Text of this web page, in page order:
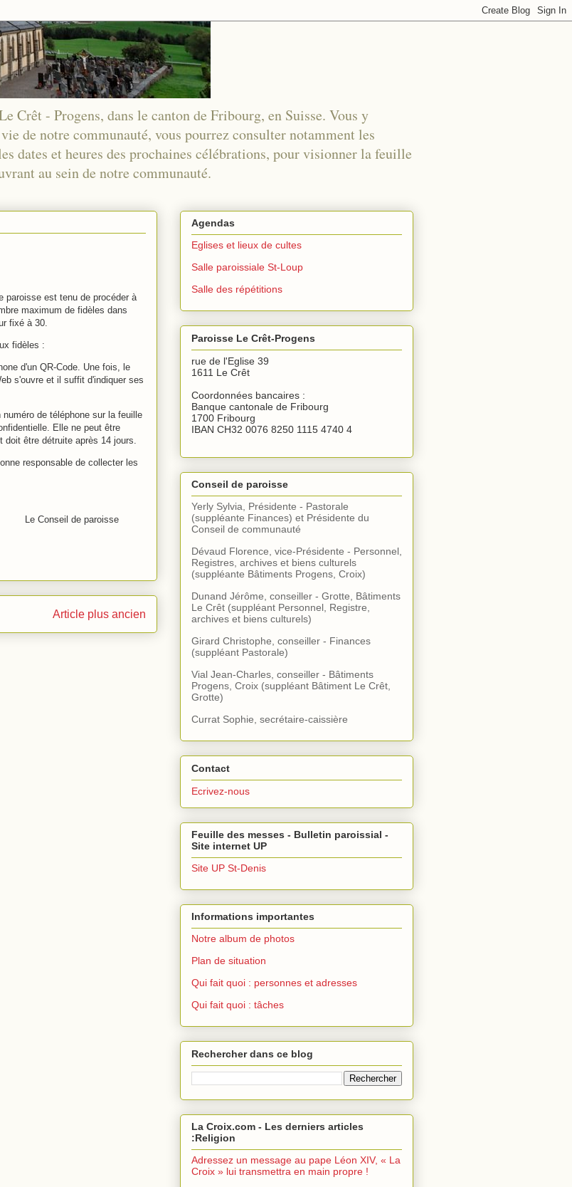
Crêt - Progens, dans le canton de Fribourg, en Suisse. Vous y
de notre communauté, vous pourrez consulter notamment les
dates et heures des prochaines célébrations, pour visionner la feuille
au sein de notre communauté.
paroisse est tenu de procéder à
maximum de fidèles dans
fixé à 30.
fidèles :
d'un QR-Code. Une fois, le
s'ouvre et il suffit d'indiquer ses
de téléphone sur la feuille
Elle ne peut être
doit être détruite après 14 jours.
responsable de collecter les
Le Conseil de paroisse
Article plus ancien
Agendas
Eglises et lieux de cultes
Salle paroissiale St-Loup
Salle des répétitions
Paroisse Le Crêt-Progens
rue de l'Eglise 39
1611 Le Crêt
Coordonnées bancaires :
Banque cantonale de Fribourg
1700 Fribourg
IBAN CH32 0076 8250 1115 4740 4
Conseil de paroisse
Yerly Sylvia, Présidente - Pastorale
(suppléante Finances) et Présidente du
Conseil de communauté
Dévaud Florence, vice-Présidente - Personnel,
Registres, archives et biens culturels
(suppléante Bâtiments Progens, Croix)
Dunand Jérôme, conseiller - Grotte, Bâtiments
Le Crêt (suppléant Personnel, Registre,
archives et biens culturels)
Girard Christophe, conseiller - Finances
(suppléant Pastorale)
Vial Jean-Charles, conseiller - Bâtiments
Progens, Croix (suppléant Bâtiment Le Crêt,
Grotte)
Currat Sophie, secrétaire-caissière
Contact
Ecrivez-nous
Feuille des messes - Bulletin paroissial -
Site internet UP
Site UP St-Denis
Informations importantes
Notre album de photos
Plan de situation
Qui fait quoi : personnes et adresses
Qui fait quoi : tâches
Rechercher dans ce blog
La Croix.com - Les derniers articles
:Religion
Adressez un message au pape Léon XIV, « La
Croix » lui transmettra en main propre !